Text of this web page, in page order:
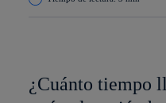
¿Cuánto tiempo